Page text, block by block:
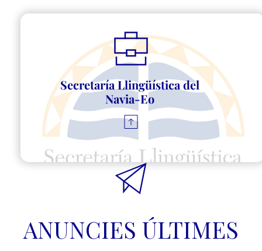
Secretaría Llingüística del
Navia-Eo
ANUNCIES ÚLTIMES